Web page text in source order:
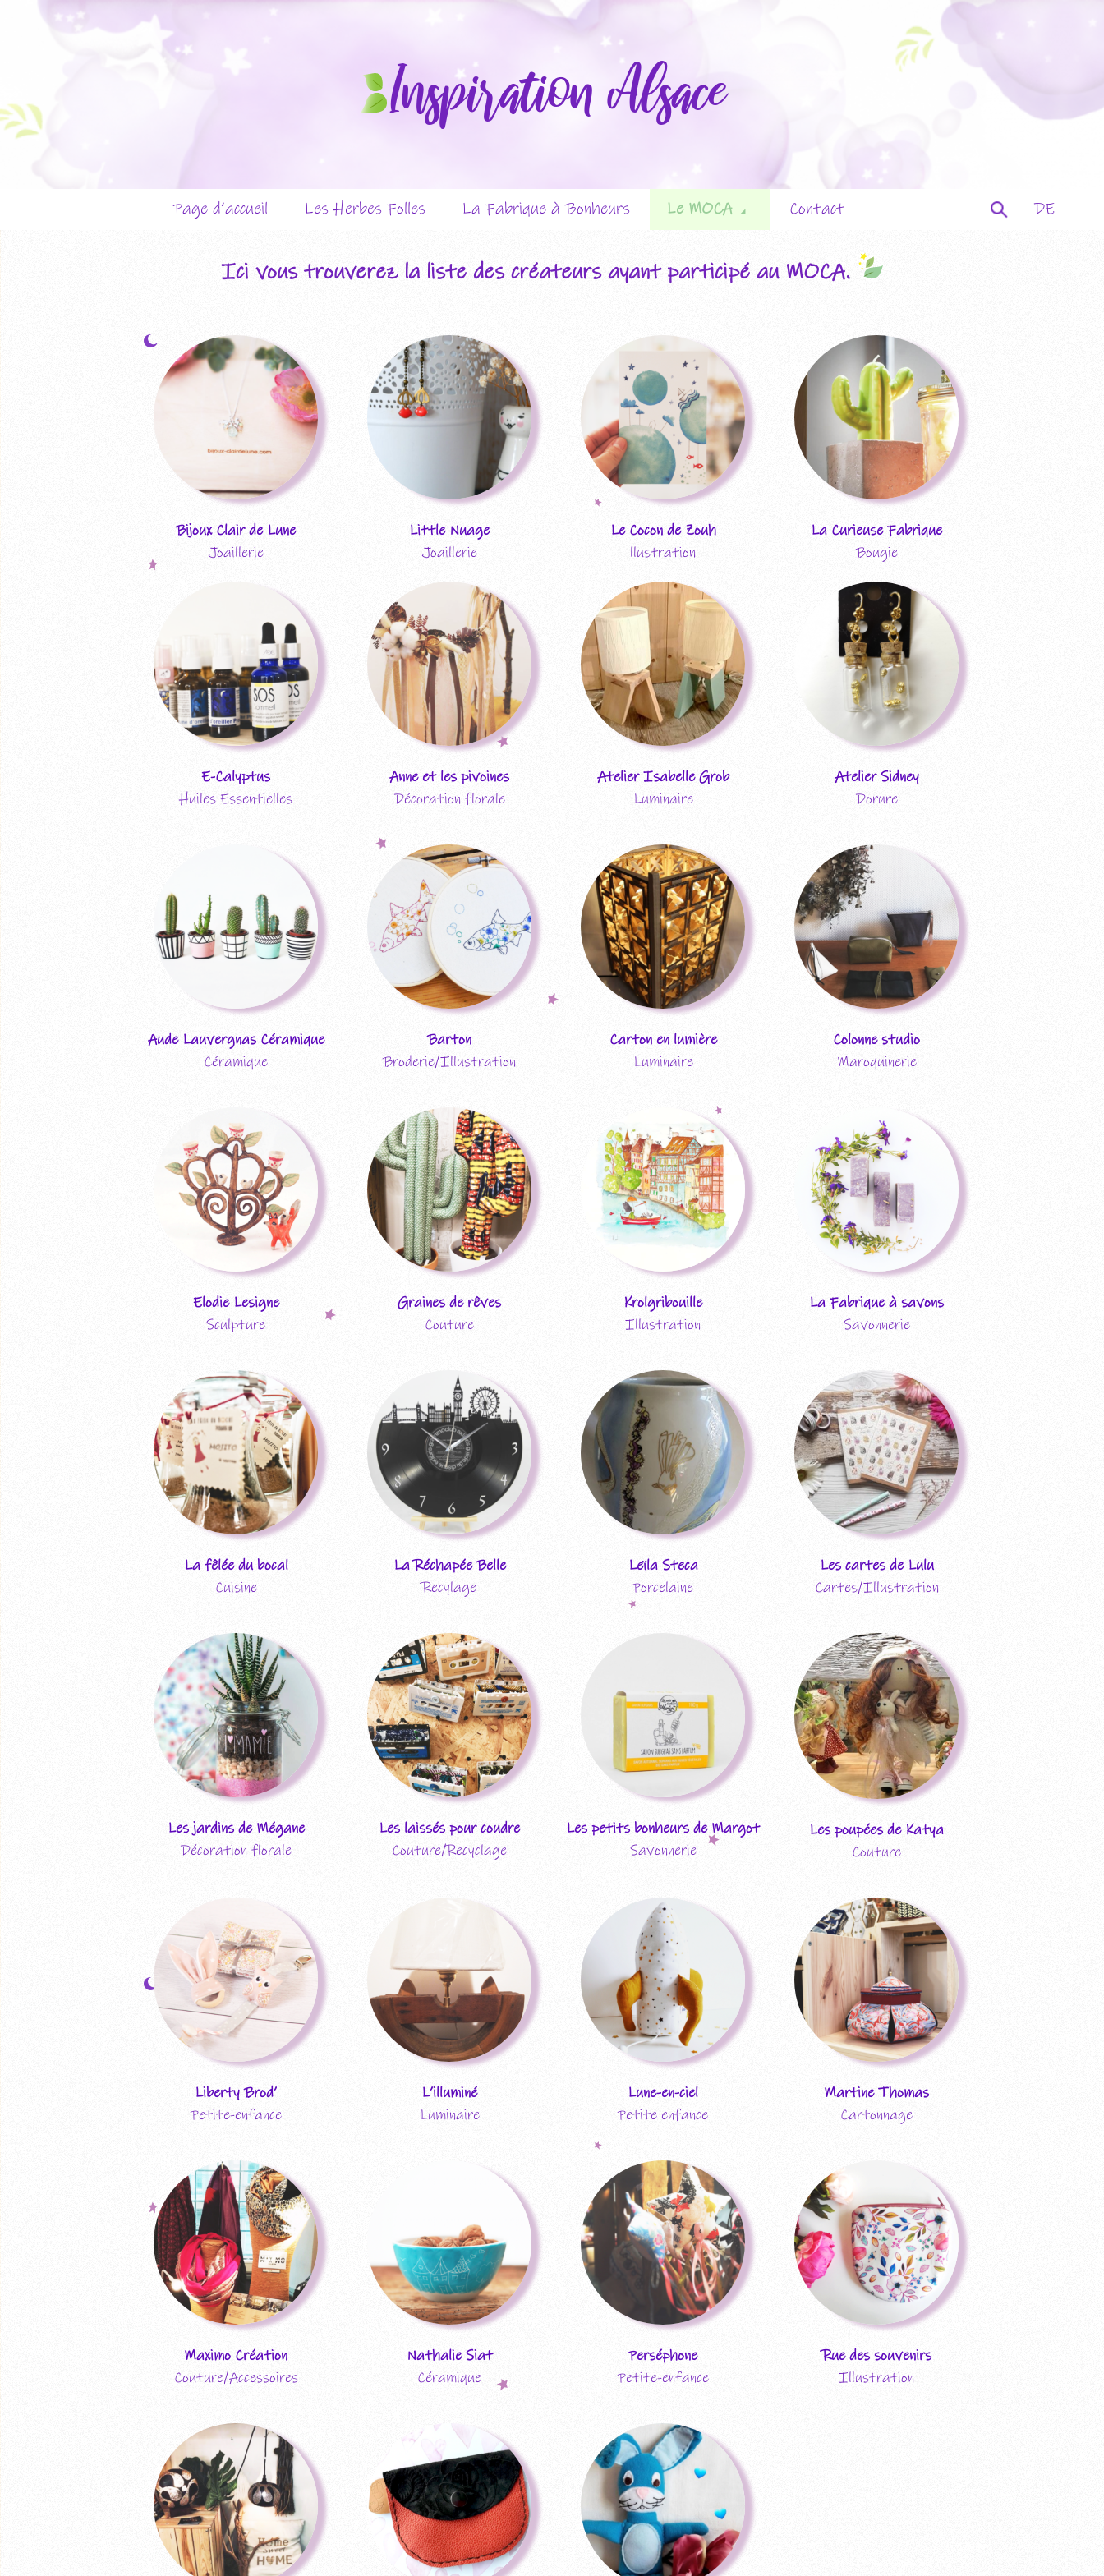
Inspiration Alsace
Aller
au
Page d’accueil
Les Herbes Folles
La Fabrique à Bonheurs
Le MOCA
Les événements
Les éditions
précédentes
Contact DE
Rechercher :
Ici vous trouverez la liste des créateurs ayant participé au MOCA.
Bijoux Clair de Lune
Joaillerie
Little Nuage
Joaillerie
Le Cocon de Zouh
llustration
La Curieuse Fabrique
Bougie
E-Calyptus
Huiles Essentielles
Anne et les pivoines
Décoration florale
Atelier Isabelle Grob
Luminaire
Atelier Sidney
Dorure
Aude Lauvergnas Céramique
Céramique
Barton
Broderie/Illustration
Carton en lumière
Luminaire
Colonne studio
Maroquinerie
Elodie Lesigne
Sculpture
Graines de rêves
Couture
Krolgribouille
Illustration
La Fabrique à savons
Savonnerie
La fêlée du bocal
Cuisine
La Réchapée Belle
Recylage
Leïla Steca
Porcelaine
Les cartes de Lulu
Cartes/Illustration
Les jardins de Mégane
Décoration florale
Les laissés pour coudre
Couture/Recyclage
Les petits bonheurs de Margot
Savonnerie
Les poupées de Katya
Couture
Liberty Brod’
Petite-enfance
L’illuminé
Luminaire
Lune-en-ciel
Petite enfance
Martine Thomas
Cartonnage
Maximo Création
Couture/Accessoires
Nathalie Siat
Céramique
Perséphone
Petite-enfance
Rue des souvenirs
Illustration